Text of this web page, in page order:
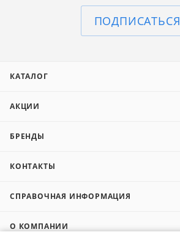
ПОДПИСАТЬСЯ
КАТАЛОГ
АКЦИИ
БРЕНДЫ
КОНТАКТЫ
СПРАВОЧНАЯ ИНФОРМАЦИЯ
О КОМПАНИИ